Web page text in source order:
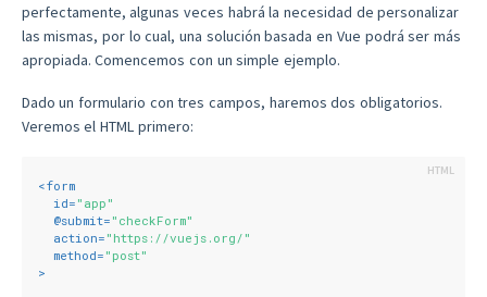
perfectamente, algunas veces habrá la necesidad de personalizar
las mismas, por lo cual, una solución basada en Vue podrá ser más
apropiada. Comencemos con un simple ejemplo.
Dado un formulario con tres campos, haremos dos obligatorios.
Veremos el HTML primero:
<form
id= "app"
  @
submit= "checkForm"
action= "https://vuejs.org/"
method= "post"
>